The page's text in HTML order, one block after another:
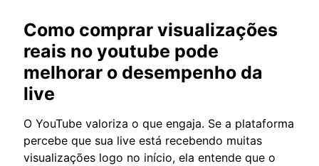
Como comprar visualizações
reais no youtube pode
melhorar o desempenho da
live
O YouTube valoriza o que engaja. Se a plataforma
percebe que sua live está recebendo muitas
visualizações logo no início, ela entende que o